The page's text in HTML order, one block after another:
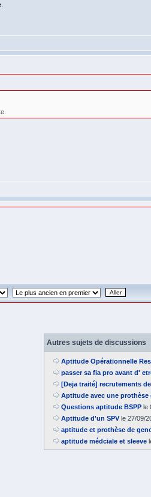
Autres sujets de discussions
Aptitude Opérationnelle
passer sa fia pro avant d'
[Deja traité] recrutements
Aptitude avec une prothèse
Questions aptitude BSPP le
Aptitude d'un SPVle 27/09/
aptitude et prothèse de
aptitude médciale et sleeve